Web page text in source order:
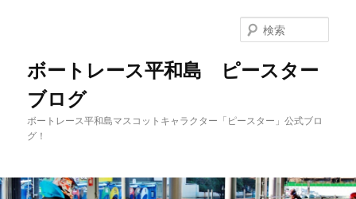
ボートレース平和島 ピースター
ブログ
ボートレース平和島マスコットキャラクター「ピースター」公式ブロ
グ！
索